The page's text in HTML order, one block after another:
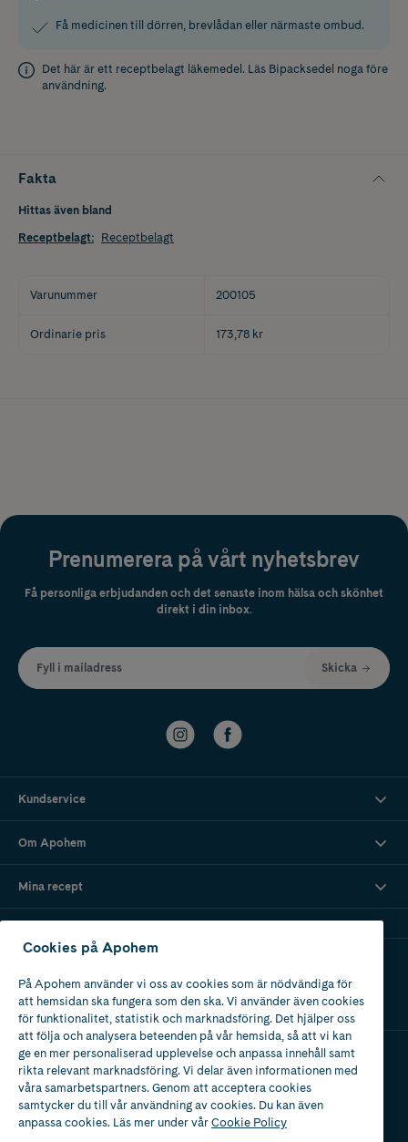
Få medicinen till dörren, brevlådan eller närmaste ombud.
Det här är ett receptbelagt läkemedel. Läs Bipacksedel noga före
användning.
Fakta
Hittas även bland
Receptbelagt: Receptbelagt
Varunummer 200105
Ordinarie pris 173,78 kr
Prenumerera på vårt nyhetsbrev
Få personliga erbjudanden och det senaste inom hälsa och skönhet
direkt i din inbox.
Fyll i mailadress Skicka
Kundservice
Om Apohem
Mina recept
Apotek med tillstånd
av Läkemedelsverket
Cookies på Apohem
På Apohem använder vi oss av cookies som är nödvändiga för
att hemsidan ska fungera som den ska. Vi använder även cookies
för funktionalitet, statistik och marknadsföring. Det hjälper oss
att följa och analysera beteenden på vår hemsida, så att vi kan
ge en mer personaliserad upplevelse och anpassa innehåll samt
rikta relevant marknadsföring. Vi delar även informationen med
våra samarbetspartners. Genom att acceptera cookies
samtycker du till vår användning av cookies. Du kan även
anpassa cookies. Läs mer under vårCookie Policy